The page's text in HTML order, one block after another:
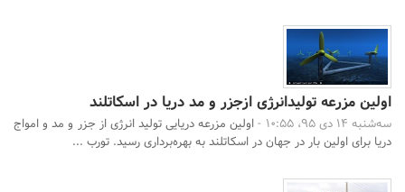
اولین مزرعه تولیدانرژی ازجزر و مد دریا در اسکاتلند
سه‌شنبه 14 دی 95، 10:55 -
اولین مزرعه دریایی تولید انرژی از جزر و مد و امواج
دریا برای اولین بار در جهان در اسکاتلند به بهره‌برداری رسید. تورب ...